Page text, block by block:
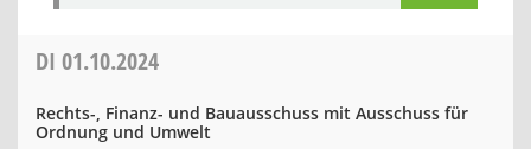
DI 01.10.2024
Rechts-, Finanz- und Bauausschuss mit Ausschuss für
Ordnung und Umwelt